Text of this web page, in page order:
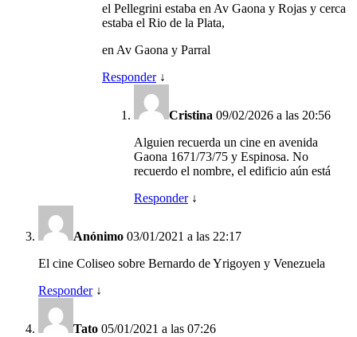
el Pellegrini estaba en Av Gaona y Rojas y cerca
estaba el Rio de la Plata,
en Av Gaona y Parral
Responder ↓
Cristina 09/02/2026 a las 20:56
Alguien recuerda un cine en avenida
Gaona 1671/73/75 y Espinosa. No
recuerdo el nombre, el edificio aún está
Responder ↓
Anónimo 03/01/2021 a las 22:17
El cine Coliseo sobre Bernardo de Yrigoyen y Venezuela
Responder ↓
Tato 05/01/2021 a las 07:26